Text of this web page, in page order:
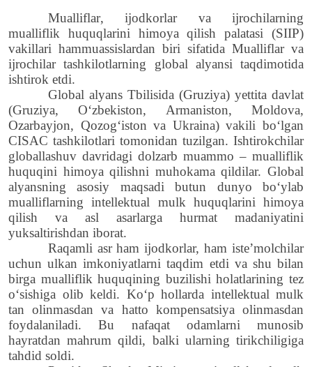
Mualliflar,ijodkorlar va
ijrochilarning
mualliflik
huquqlarini himoya qilish palatasi
(SIIP)
vakillari hammuassislardan biri sifatida Mualliflar va
ijrochilar tashkilotlarning global alyansi taqdimotida
ishtirok etdi.
Global alyans Tbilisida (Gruziya) yettita davlat
(Gruziya, O‘zbekiston, Armaniston, Moldova,
Ozarbayjon, Qozog‘iston va Ukraina) vakili bo‘lgan
CISAC tashkilotlari tomonidan tuzilgan. Ishtirokchilar
globallashuv davridagi dolzarb muammo – mualliflik
huquqini himoya qilishni muhokama qildilar. Global
alyansning asosiy maqsadi butun dunyo bo‘ylab
mualliflarning intellektual mulk huquqlarini himoya
qilish va asl asarlarga hurmat madaniyatini
yuksaltirishdan iborat.
Raqamli asr ham ijodkorlar, ham iste’molchilar
uchun ulkan imkoniyatlarni taqdim etdi va shu bilan
birga mualliflik huquqining buzilishi holatlarining tez
o‘sishiga olib keldi. Ko‘p hollarda intellektual mulk
tan olinmasdan va hatto kompensatsiya olinmasdan
foydalaniladi. Bu nafaqat odamlarni munosib
hayratdan mahrum qildi, balki ularning tirikchiligiga
tahdid soldi.